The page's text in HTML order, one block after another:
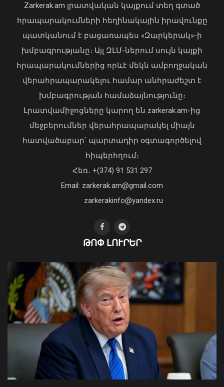
ՀՀ-ի և Ղազախստանի
երկու երկրների
համագործակցության հեռանկարները
թվայնացման և արհեստական
09 Օգոստոս, 2026 13:43
Դաշտավան գյուղում ծեծկռտուքի
մասնակիցները քարեր ու մահակներ
են կիրառել․ ՆԳՆ պարզաբանումը
09 Օգոստոս, 2026 13:36
դեմ ծանր պայքարում»․ կյանքից
հեռացել է Արսեն Ասլանյանը
04 Օգոստոս, 2026 19:12
Կաթողիկոսը պետք է օրենքի առաջ
Zarkerak.am լրատվական կայքում տեղ գտած
հրապարակումների հեղինակային իրավունքը
պատկանում է բացառապես «Զարկերակ»-ի
խմբագրությանը։ Այլ ԶԼՄ-ներում սույն կայքի
հրապարակումներից որևէ մեկն ամբողջական
վերահրապարակելու համար անհրաժեշտ է
խմբագրության համաձայնությունը։
Լրատվամիջոցները կարող են zarkerak.am-ից
մեջբերումներ վերահրապարակել միայն
հատվածաբար՝ պարտադիր օգտագործելով
հիպերհղում։
Հեռ․ +(374) 91 531 297
Email: zarkerak.am@gmail.com
zarkerakinfo@yandex.ru
ԹՈՓ ԼՈՒՐԵՐ